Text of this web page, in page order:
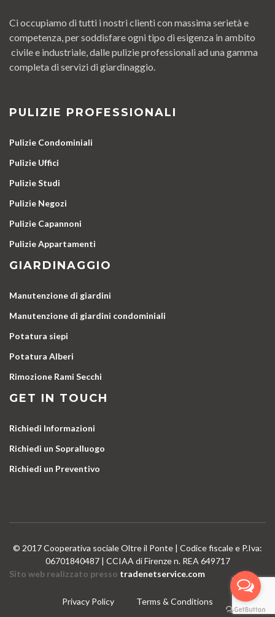
Ci occupiamo di tutti i nostri clienti con massima serietà e
competenza, per soddisfare ogni tipo di esigenza in ambito
civile e industriale, dalle pulizie professionali ad una gamma
completa di servizi di giardinaggio.
PULIZIE PROFESSIONALI
Pulizie Condominiali
Pulizie Uffici
Pulizie Studi
Pulizie Negozi
Pulizie Capannoni
Pulizie Appartamenti
GIARDINAGGIO
Manutenzione di giardini
Manutenzione di giardini condominiali
Potatura siepi
Potatura Alberi
Rimozione Rami Secchi
GET IN TOUCH
Richiedi Informazioni
Richiedi un Sopralluogo
Richiedi un Preventivo
© 2017 Cooperativa sociale Oltre il Ponte | Codice fiscale e P.Iva:
06701840487 | CCIAA di Firenze n. REA 649717
Sito web realizzato presso tradenetservice.com
Privacy Policy Terms & Conditions